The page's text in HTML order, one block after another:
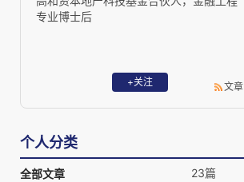
专业博士后
+关注 文章
个人分类
全部文章 23篇